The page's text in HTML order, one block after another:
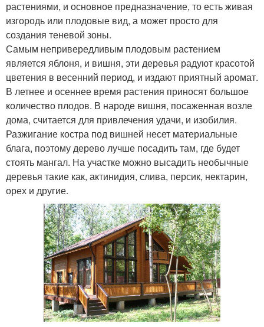
растениями, и основное предназначение, то есть живая
изгородь или плодовые вид, а может просто для
создания теневой зоны.
Самым непривередливым плодовым растением
является яблоня, и вишня, эти деревья радуют красотой
цветения в весенний период, и издают приятный аромат.
В летнее и осеннее время растения приносят большое
количество плодов. В народе вишня, посаженная возле
дома, считается для привлечения удачи, и изобилия.
Разжигание костра под вишней несет материальные
блага, поэтому дерево лучше посадить там, где будет
стоять мангал. На участке можно высадить необычные
деревья такие как, актинидия, слива, персик, нектарин,
орех и другие.